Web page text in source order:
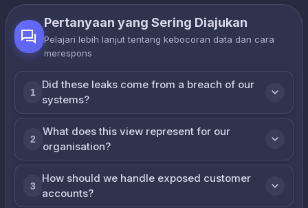
Pertanyaan yang Sering Diajukan
Pelajari lebih lanjut tentang kebocoran data dan cara
merespons
1
Did these leaks come from a breach of our
systems?
2
What does this view represent for our
organisation?
3
How should we handle exposed customer
accounts?